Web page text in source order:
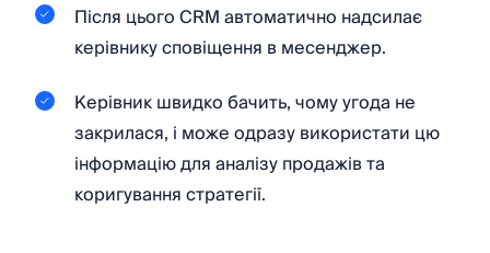
Після цього CRM автоматично надсилає
керівнику сповіщення в месенджер.
Керівник швидко бачить, чому угода не
закрилася, і може одразу використати цю
інформацію для аналізу продажів та
коригування стратегії.